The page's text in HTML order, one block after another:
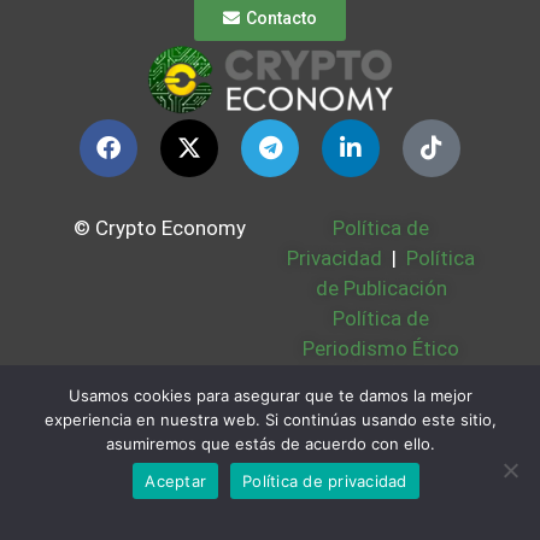
Contacto
© Crypto Economy
Política de
Privacidad | Política
de Publicación
Política de
Periodismo Ético
Bases Legales |
Partners | Sobre
Nosotros
Usamos cookies para asegurar que te damos la mejor
experiencia en nuestra web. Si continúas usando este sitio,
asumiremos que estás de acuerdo con ello.
Aceptar
Política de privacidad